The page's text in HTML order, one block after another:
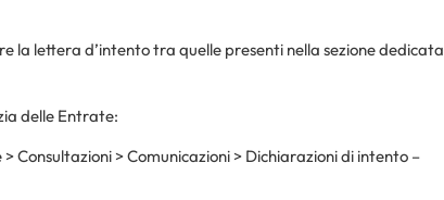
la lettera d’intento tra quelle presenti nella sezione dedicata
delle Entrate:
Consultazioni > Comunicazioni > Dichiarazioni di intento –